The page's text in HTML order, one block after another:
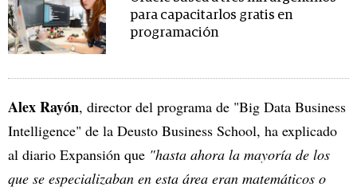
para capacitarlos gratis en
programación
Alex Rayón, director del programa de "Big Data Business
Intelligence" de la Deusto Business School, ha explicado
al diario Expansión que "hasta ahora la mayoría de los
que se especializaban en esta área eran matemáticos o